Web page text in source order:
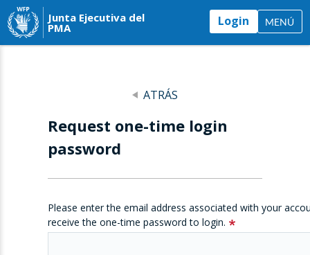
Junta Ejecutiva del
PMA Login MENÚ
ATRÁS
Request one-time login
password
Please enter the email address associated with your
receive the one-time password to login.